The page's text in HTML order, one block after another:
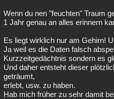
Wenn du nen "feuchten" Traum
1 Jahr genau an alles erinnern
Es liegt wirklich nur am Gehirn!
Ja weil es die Daten falsch
Kurzzeitgedächtnis sondern es
Und daher entsteht dieser
geträumt,
erlebt, usw. zu haben.
Hab mich früher zu sehr damit